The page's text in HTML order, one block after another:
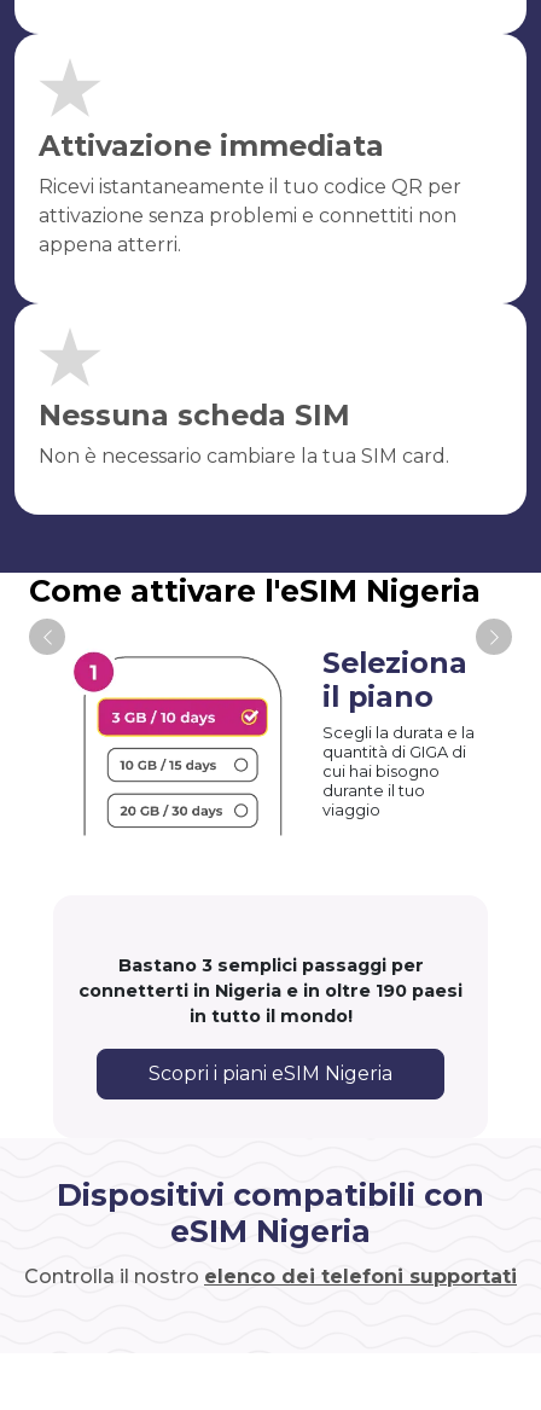
Attivazione immediata
Ricevi istantaneamente il tuo codice QR per
attivazione senza problemi e connettiti non
appena atterri.
Nessuna scheda SIM
Non è necessario cambiare la tua SIM card.
Come attivare l'eSIM Nigeria
Seleziona
il piano
Scegli la durata e la
quantità di GIGA di
cui hai bisogno
durante il tuo
viaggio
Bastano 3 semplici passaggi per
connetterti in Nigeria e in oltre 190 paesi
in tutto il mondo!
Scopri i piani eSIM Nigeria
Dispositivi compatibili con
eSIM Nigeria
Controlla il nostro elenco dei telefoni supportati